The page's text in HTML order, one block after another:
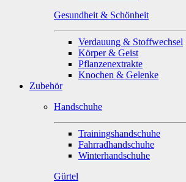
Gesundheit & Schönheit
Verdauung & Stoffwechsel
Körper & Geist
Pflanzenextrakte
Knochen & Gelenke
Zubehör
Handschuhe
Trainingshandschuhe
Fahrradhandschuhe
Winterhandschuhe
Gürtel